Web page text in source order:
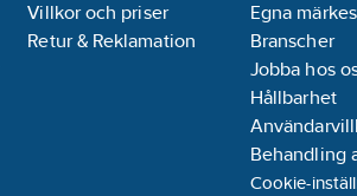
Villkor och priser
Retur & Reklamation
Egna
Branscher
Jobba hos
Hållbarhet
Behandling
Cookie-